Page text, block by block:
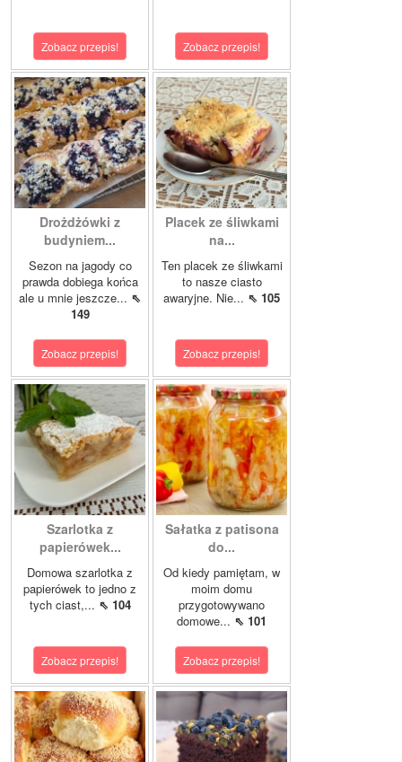
Zobacz przepis! Zobacz przepis!
Drożdżówki z
budyniem...
Sezon na jagody co
prawda dobiega końca
ale u mnie jeszcze... ⇖
149
Zobacz przepis!
Placek ze śliwkami
na...
Ten placek ze śliwkami
to nasze ciasto
awaryjne. Nie... ⇖ 105
Zobacz przepis!
Szarlotka z
papierówek...
Domowa szarlotka z
papierówek to jedno z
tych ciast,... ⇖ 104
Zobacz przepis!
Sałatka z patisona
do...
Od kiedy pamiętam, w
moim domu
przygotowywano
domowe... ⇖ 101
Zobacz przepis!